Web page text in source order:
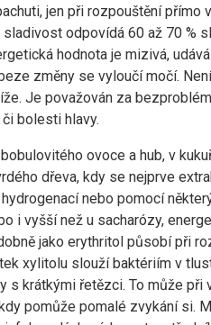
jen při rozpouštění přímo
odpovídá 60 až 70 %
hodnota je mizivá,
změny se vyloučí močí.
Je považován za
bolesti hlavy.
ovoce a hub, v
dřeva, kdy se nejprve
nebo pomocí
i vyšší než u sacharózy,
jako erythritol působí při
xylitolu slouží baktériím v
krátkými řetězci. To může při
pomůže pomalé zvykání si.